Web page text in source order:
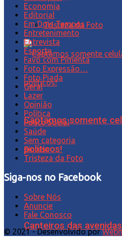
Tristeza da Foto
Captamos somente
políticos!
Canteiros das
Economia
Editorial
Em Dois Tempos
Entretenimento
Entrevista
Esporte
Favo com Pimenta
Foto Expressão…
Foto Piada
Geral
Lazer
Opinião
Política
Ponto Social
Saúde
Sem categoria
Síntese
Tristeza da Foto
Siga-nos no Facebook
Sobre Nós
Anuncie
Fale Conosco
© 2021 - Desenvolvido por